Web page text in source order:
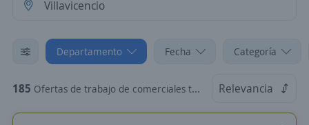
Departamento Fecha Categoría
185 Ofertas de trabajo de comerciales telecomunicaciones en Villavicencio, Meta Relevancia